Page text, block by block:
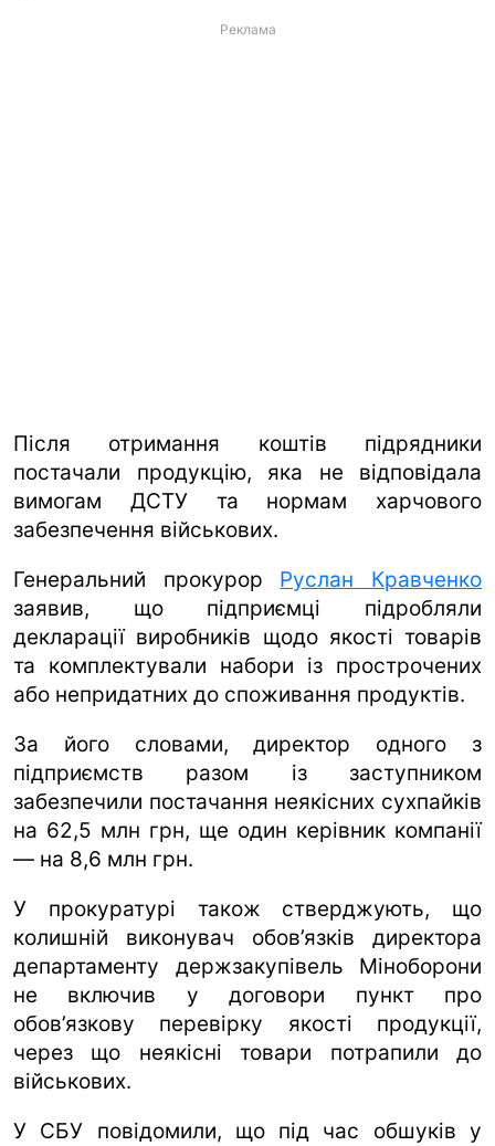
Реклама
Після отримання коштів підрядники
постачали продукцію, яка не відповідала
вимогам ДСТУ та нормам харчового
забезпечення військових.
Генеральний прокурор Руслан Кравченко
заявив, що підприємці підробляли
декларації виробників щодо якості товарів
та комплектували набори із прострочених
або непридатних до споживання продуктів.
За його словами, директор одного з
підприємств разом із заступником
забезпечили постачання неякісних сухпайків
на 62,5 млн грн, ще один керівник компанії
— на 8,6 млн грн.
У прокуратурі також стверджують, що
колишній виконувач обов’язків директора
департаменту держзакупівель Міноборони
не включив у договори пункт про
обов’язкову перевірку якості продукції,
через що неякісні товари потрапили до
військових.
У СБУ повідомили, що під час обшуків у